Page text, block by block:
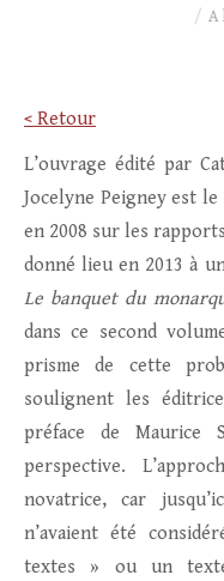
A
< Retour
L’ouvrage édité par
Jocelyne Peigney est
en 2008 sur les
donné lieu en 2013 à
Le banquet du
dans ce second
prisme de cette
soulignent les
préface de Maurice
perspective.
novatrice, car
n’avaient été
textes » ou un